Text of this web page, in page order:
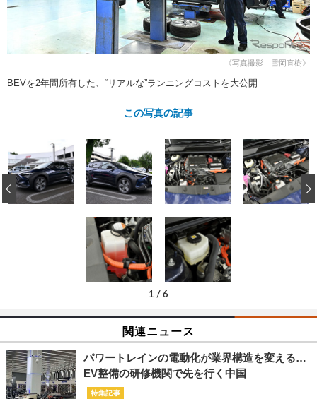
鈑金・塗装
ヘッドライト磨き コーティング
フィルム・ラッピング
小キズ直し 防錆
ストップ 不具合修理＆粗悪修理
カーメーカー「旧車」関連プロジェ
クト
コラム
《写真撮影 雪岡直樹》
BEVを2年間所有した、“リアルな”ランニングコストを大公開
この写真の記事
1 / 6
‹
関連ニュース
パワートレインの電動化が業界構造を変える…
EV整備の研修機関で先を行く中国
特集記事